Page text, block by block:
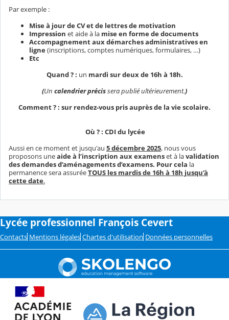
Par exemple :
Mise à jourde CV et de lettres de motivation
Impression et aide à la mise en forme de documents
Accompagnement auxdémarches administratives en
ligne(inscriptions, comptes numériques, formulaires, …)
Etc
Quand ? : un mardi sur deux de 16h à 18h.
(Un calendrier précissera publié ultérieurement.)
Comment ? : sur rendez-vous pris auprès de la vie scolaire.
Où ? : CDI du lycée
Aussi en ce moment et jusqu'au 5 décembre 2025, nous vous
proposons uneaide à l’inscription aux examenset à lavalidation
des demandes d’aménagements d’examens. Pour cela la
permanence sera assuréeTOUS les mardis de 16h à 18h jusqu’à
cette date.
Lycée professionnel François Cevert
Contacts Mentions légales Chartes d'utilisation Données personnelles